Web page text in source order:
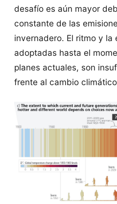
desafío es aún mayor
constante de las
invernadero. El ritmo y la
adoptadas hasta el
planes actuales, son
frente al cambio